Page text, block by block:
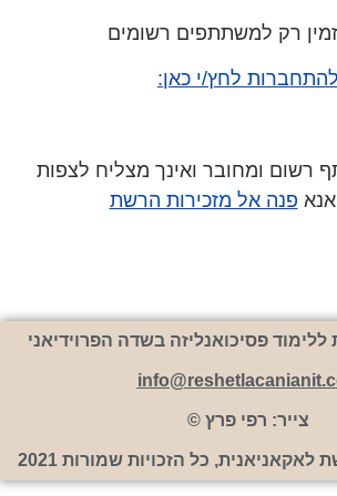
זמין רק למשתתפים רשומים
להתחברות לחץ/י כאן:
ומחובר ואינך מצליח לצפות
פנה אל מזכירות הרשת
פסיכואנליזה בשדה הפרוידיאני
צייר: רפי פרץ ©
לאקאניאנית, כל הזכויות שמורות 2021